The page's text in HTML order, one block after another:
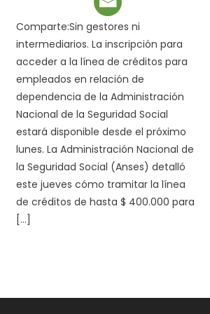
Comparte:Sin gestores ni
intermediarios. La inscripción para
acceder a la línea de créditos para
empleados en relación de
dependencia de la Administración
Nacional de la Seguridad Social
estará disponible desde el próximo
lunes. La Administración Nacional de
la Seguridad Social (Anses) detalló
este jueves cómo tramitar la línea
de créditos de hasta $ 400.000 para
[…]